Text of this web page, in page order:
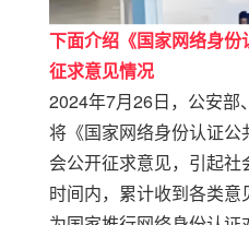
下面介绍《国家网络身份
征求意见情况
2024年7月26日，公安部
将《国家网络身份认证
会公开征求意见，引起社
时间内，累计收到各类意